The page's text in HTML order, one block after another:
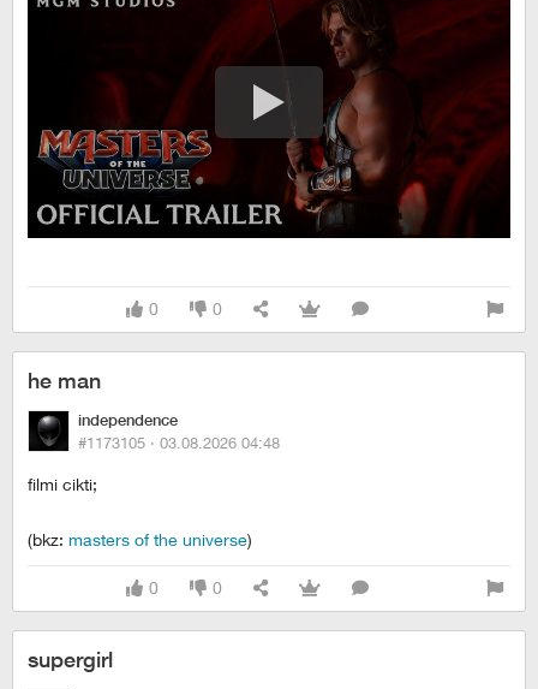
0 0
he man
independence
#1173105 · 03.08.2026 04:48
filmi cikti;
(bkz: masters of the universe)
0 0
supergirl